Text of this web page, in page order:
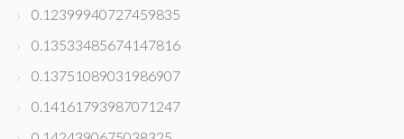
0.12399940727459835
0.13533485674147816
0.13751089031986907
0.14161793987071247